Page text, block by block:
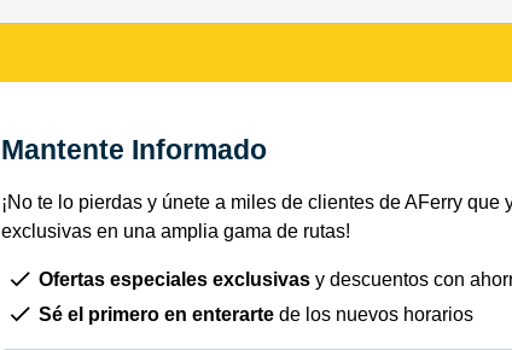
Mantente Informado
¡No te lo pierdas y únete a miles de clientes de AFerry
exclusivas en una amplia gama de rutas!
Ofertas especiales exclusivas y descuentos con
Sé el primero en enterarte de los nuevos horarios